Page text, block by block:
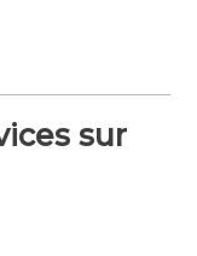
un
offrent
la côte
Bars et
apprécié
sur